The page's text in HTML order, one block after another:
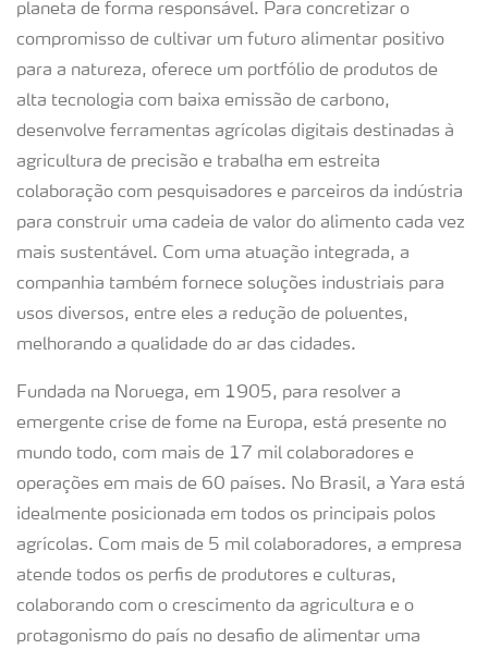
planeta de forma responsável. Para concretizar o
compromisso de cultivar um futuro alimentar positivo
para a natureza, oferece um portfólio de produtos de
alta tecnologia com baixa emissão de carbono,
desenvolve ferramentas agrícolas digitais destinadas à
agricultura de precisão e trabalha em estreita
colaboração com pesquisadores e parceiros da indústria
para construir uma cadeia de valor do alimento cada vez
mais sustentável. Com uma atuação integrada, a
companhia também fornece soluções industriais para
usos diversos, entre eles a redução de poluentes,
melhorando a qualidade do ar das cidades.
Fundada na Noruega, em 1905, para resolver a
emergente crise de fome na Europa, está presente no
mundo todo, com mais de 17 mil colaboradores e
operações em mais de 60 países. No Brasil, a Yara está
idealmente posicionada em todos os principais polos
agrícolas. Com mais de 5 mil colaboradores, a empresa
atende todos os perfis de produtores e culturas,
colaborando com o crescimento da agricultura e o
protagonismo do país no desafio de alimentar uma